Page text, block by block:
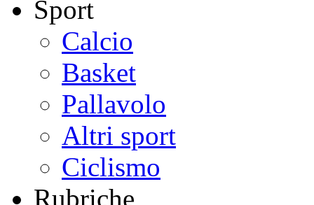
Sport
Calcio
Basket
Pallavolo
Altri sport
Ciclismo
Rubriche